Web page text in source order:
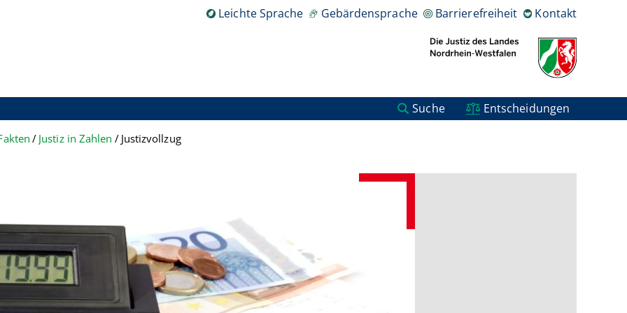
Leichte Sprache Gebärdensprache Barrierefreiheit Kontakt
Suche Entscheidungen
Justiz in Zahlen Justizvollzug